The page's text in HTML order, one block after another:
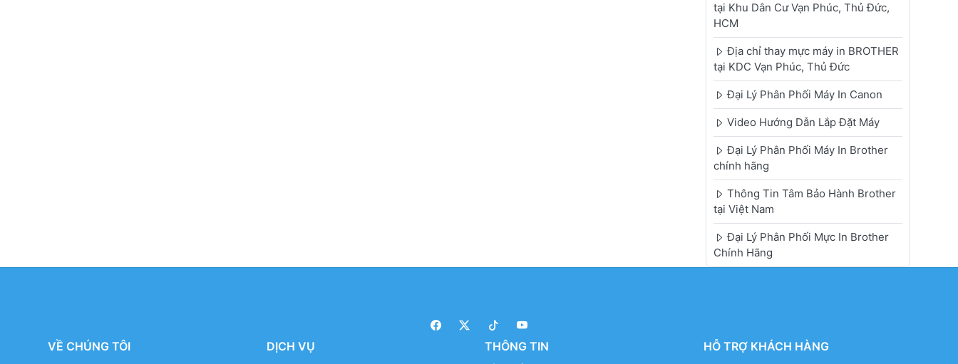
tại Khu Dân Cư Vạn Phúc, Thủ Đức,
HCM
Địa chỉ thay mực máy in BROTHER
tại KDC Vạn Phúc, Thủ Đức
Đại Lý Phân Phối Máy In Canon
Video Hướng Dẫn Lắp Đặt Máy
Đại Lý Phân Phối Máy In Brother
chính hãng
Thông Tin Tâm Bảo Hành Brother
tại Việt Nam
Đại Lý Phân Phối Mực In Brother
Chính Hãng
VỀ CHÚNG TÔI DỊCH VỤ THÔNG TIN HỖ TRỢ KHÁCH HÀNG